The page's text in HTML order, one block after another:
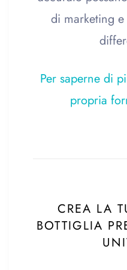
di marketing
Per saperne di
propria
CREA LA
BOTTIGLIA